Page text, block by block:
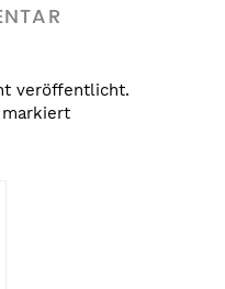
veröffentlicht.
markiert